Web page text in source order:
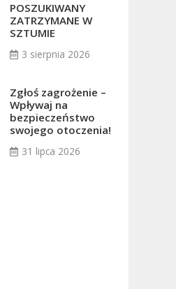
POSZUKIWANY
ZATRZYMANE W
SZTUMIE
3 sierpnia 2026
Zgłoś zagrożenie –
Wpływaj na
bezpieczeństwo
swojego otoczenia!
31 lipca 2026